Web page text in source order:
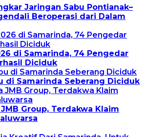
Jaringan Sabu Pontianak–
Beroperasi dari Dalam
di Samarinda, 74 Pengedar
Diciduk
di Samarinda Seberang Diciduk
Group, Terdakwa Klaim